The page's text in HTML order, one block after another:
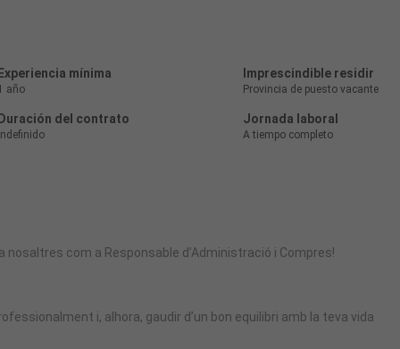
Experiencia mínima
año
Imprescindible residir
Provincia de puesto vacante
Duración del contrato Jornada laboral
A tiempo completo
com a Responsable d’Administració i Compres!
i, alhora, gaudir d’un bon equilibri amb la teva vida